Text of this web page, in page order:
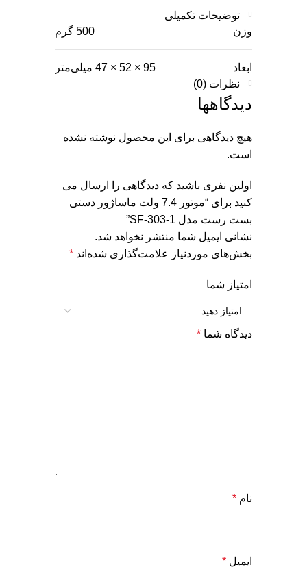
توضیحات تکمیلی
وزن
500 گرم
ابعاد
95 × 52 × 47 میلی‌متر
نظرات (0)
دیدگاهها
هیچ دیدگاهی برای این محصول نوشته نشده
است.
اولین نفری باشید که دیدگاهی را ارسال می
کنید برای “موتور 7.4 ولت ماساژور دستی
بست رست مدل SF-303-1”
نشانی ایمیل شما منتشر نخواهد شد.
بخش‌های موردنیاز علامت‌گذاری شده‌اند *
امتیاز شما
دیدگاه شما *
نام *
ایمیل *